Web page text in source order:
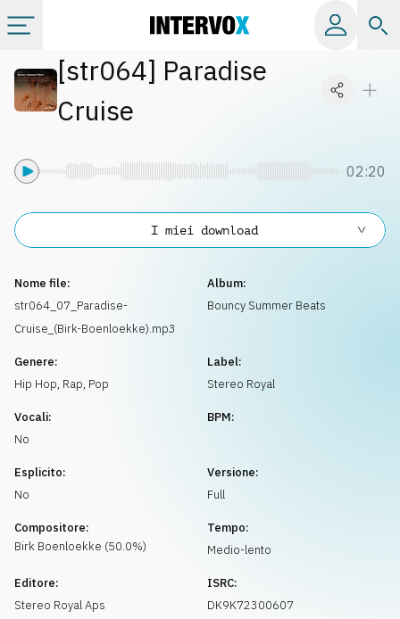
Categorie
[str064] Paradise
Cruise
02:20
Nome file:
str064_07_Paradise-
Cruise_(Birk-Boenloekke).mp3
Album:
Bouncy Summer Beats
Genere:
Hip Hop, Rap, Pop
Label:
Stereo Royal
Vocali:
No
BPM:
Esplicito:
No
Versione:
Full
Compositore:
Birk Boenloekke (50.0%)
Tempo:
Medio-lento
Editore:
Stereo Royal Aps
ISRC:
DK9K72300607
I miei download